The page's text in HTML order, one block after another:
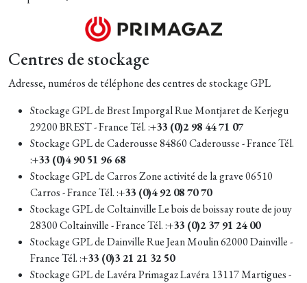
Centres de stockage
Adresse, numéros de téléphone des centres de stockage GPL
Stockage GPL de Brest Imporgal Rue Montjaret de Kerjegu
29200 BREST - France Tél. :+33 (0)2 98 44 71 07
Stockage GPL de Caderousse 84860 Caderousse - France Tél.
:+33 (0)4 90 51 96 68
Stockage GPL de Carros Zone activité de la grave 06510
Carros - France Tél. :+33 (0)4 92 08 70 70
Stockage GPL de Coltainville Le bois de boissay route de jouy
28300 Coltainville - France Tél. :+33 (0)2 37 91 24 00
Stockage GPL de Dainville Rue Jean Moulin 62000 Dainville -
France Tél. :+33 (0)3 21 21 32 50
Stockage GPL de Lavéra Primagaz Lavéra 13117 Martigues -